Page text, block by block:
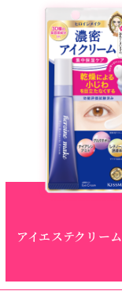
アイエステクリーム